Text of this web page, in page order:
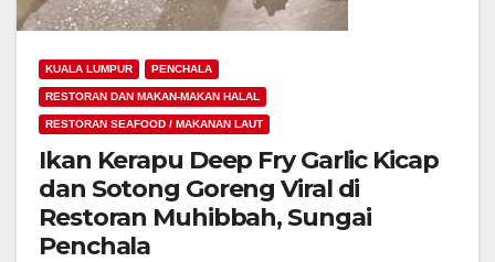
KUALA LUMPUR PENCHALA
RESTORAN DAN MAKAN-MAKAN HALAL
RESTORAN SEAFOOD / MAKANAN LAUT
Ikan Kerapu Deep Fry Garlic Kicap
dan Sotong Goreng Viral di
Restoran Muhibbah, Sungai
Penchala